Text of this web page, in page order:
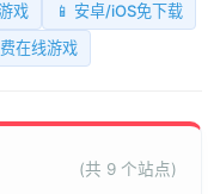
戏
📱 安卓/iOS免下载
在线游戏
(共 9 个站点)